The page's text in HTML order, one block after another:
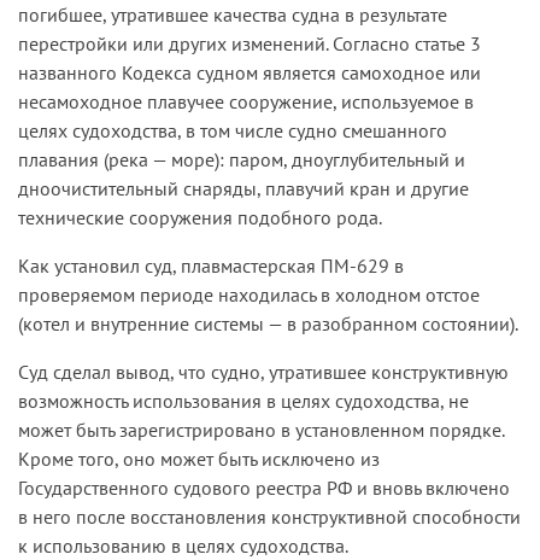
погибшее, утратившее качества судна в результате
перестройки или других изменений. Согласно статье 3
названного Кодекса судном является самоходное или
несамоходное плавучее сооружение, используемое в
целях судоходства, в том числе судно смешанного
плавания (река — море): паром, дноуглубительный и
дноочистительный снаряды, плавучий кран и другие
технические сооружения подобного рода.
Как установил суд, плавмастерская ПМ-629 в
проверяемом периоде находилась в холодном отстое
(котел и внутренние системы — в разобранном состоянии).
Суд сделал вывод, что судно, утратившее конструктивную
возможность использования в целях судоходства, не
может быть зарегистрировано в установленном порядке.
Кроме того, оно может быть исключено из
Государственного судового реестра РФ и вновь включено
в него после восстановления конструктивной способности
к использованию в целях судоходства.